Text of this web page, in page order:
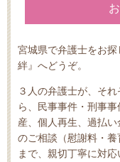
宮城県で弁護士をお
絆』へどうぞ。
３人の弁護士が、そ
ら、民事事件・刑事
産、個人再生、過払
のご相談（慰謝料・
まで、親切丁寧に対応